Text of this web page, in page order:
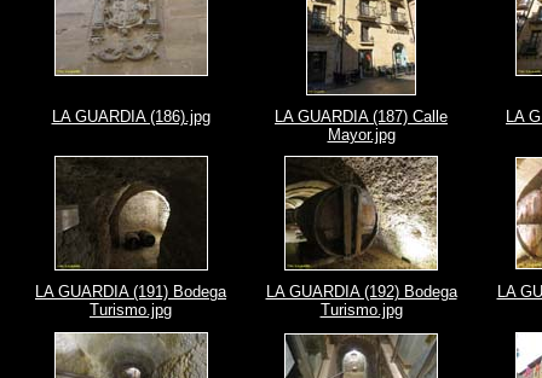
LA GUARDIA (186).jpg
LA GUARDIA (187) Calle
Mayor.jpg
LA
LA GUARDIA (191) Bodega
Turismo.jpg
LA GUARDIA (192) Bodega
Turismo.jpg
LA